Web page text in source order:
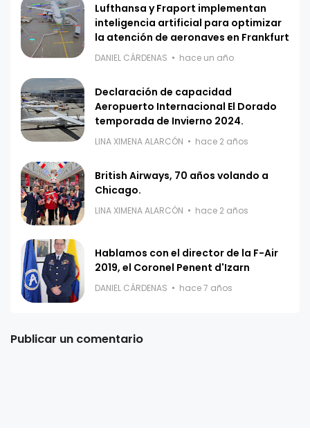
Lufthansa y Fraport implementan
inteligencia artificial para optimizar
la atención de aeronaves en Frankfurt
DANIEL CÁRDENAS hace un año
Declaración de capacidad
Aeropuerto Internacional El Dorado
temporada de Invierno 2024.
LINA XIMENA ALARCÓN hace 2 años
British Airways, 70 años volando a
Chicago.
LINA XIMENA ALARCÓN hace 2 años
Hablamos con el director de la F-Air
2019, el Coronel Penent d'Izarn
DANIEL CÁRDENAS hace 7 años
Publicar un comentario